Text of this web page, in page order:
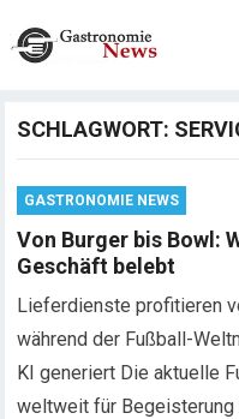
SCHLAGWORT:
GASTRONOMIE NEWS
Von Burger bis Bowl:
Geschäft belebt
Lieferdienste profitieren
während der Fußball-
KI generiert Die aktuelle
weltweit für Begeisterung